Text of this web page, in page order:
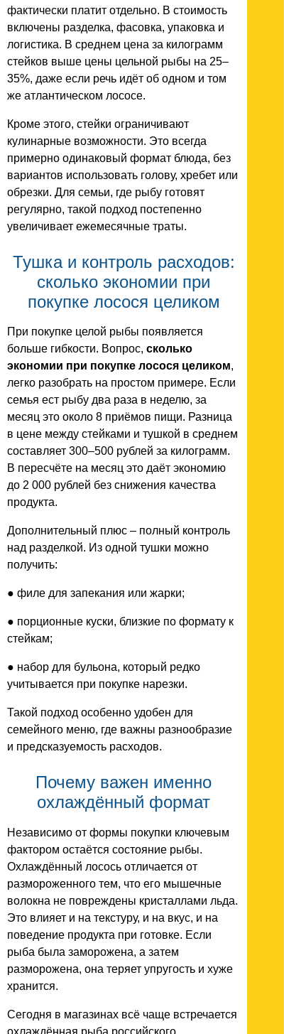
фактически платит отдельно. В стоимость
включены разделка, фасовка, упаковка и
логистика. В среднем цена за килограмм
стейков выше цены цельной рыбы на 25–
35%, даже если речь идёт об одном и том
же атлантическом лососе.
Кроме этого, стейки ограничивают
кулинарные возможности. Это всегда
примерно одинаковый формат блюда, без
вариантов использовать голову, хребет или
обрезки. Для семьи, где рыбу готовят
регулярно, такой подход постепенно
увеличивает ежемесячные траты.
Тушка и контроль расходов:
сколько экономии при
покупке лосося целиком
При покупке целой рыбы появляется
больше гибкости. Вопрос, сколько
экономии при покупке лосося целиком,
легко разобрать на простом примере. Если
семья ест рыбу два раза в неделю, за
месяц это около 8 приёмов пищи. Разница
в цене между стейками и тушкой в среднем
составляет 300–500 рублей за килограмм.
В пересчёте на месяц это даёт экономию
до 2 000 рублей без снижения качества
продукта.
Дополнительный плюс – полный контроль
над разделкой. Из одной тушки можно
получить:
● филе для запекания или жарки;
● порционные куски, близкие по формату к
стейкам;
● набор для бульона, который редко
учитывается при покупке нарезки.
Такой подход особенно удобен для
семейного меню, где важны разнообразие
и предсказуемость расходов.
Почему важен именно
охлаждённый формат
Независимо от формы покупки ключевым
фактором остаётся состояние рыбы.
Охлаждённый лосось отличается от
размороженного тем, что его мышечные
волокна не повреждены кристаллами льда.
Это влияет и на текстуру, и на вкус, и на
поведение продукта при готовке. Если
рыба была заморожена, а затем
разморожена, она теряет упругость и хуже
хранится.
Сегодня в магазинах всё чаще встречается